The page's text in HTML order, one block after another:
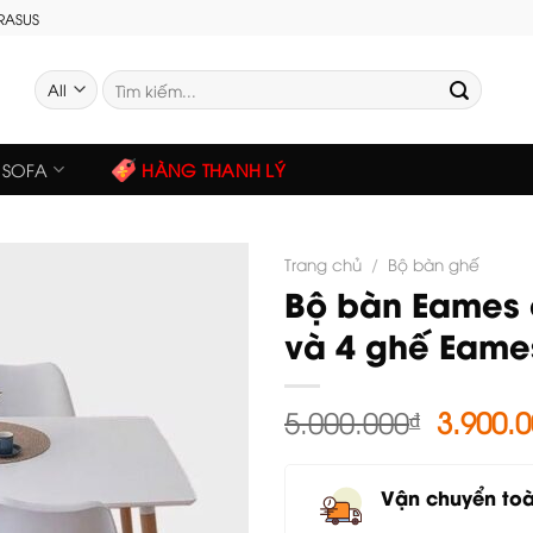
Tìm
kiếm:
SOFA HÀNG THANH LÝ
Trang chủ / Bộ bàn ghế
Bộ bàn
và 4 ghế
5.000.000₫ Giá
gốc
Vận chuyển